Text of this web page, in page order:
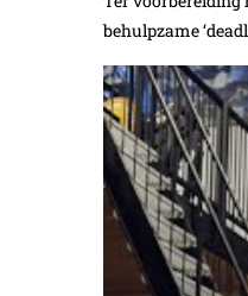
behulpzame